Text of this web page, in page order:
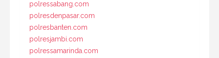
polressabang.com
polresdenpasar.com
polresbanten.com
polresjambi.com
polressamarinda.com